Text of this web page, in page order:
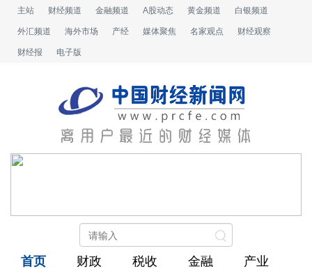
主站 财经频道 金融频道 A股动态 黄金频道 白银频道
外汇频道 海外市场 产经 媒体聚焦 名家观点 财经观察
财经报 电子版
首页 财政 税收 金融 产业